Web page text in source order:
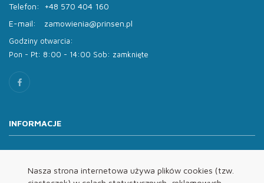
Nasza strona internetowa używa plików cookies (tzw.
Telefon:
+48 570 404 160
E-mail:
zamowienia@prinsen.pl
Godziny otwarcia:
Pon - Pt: 8:00 - 14:00 Sob: zamknięte
INFORMACJE
Oferta